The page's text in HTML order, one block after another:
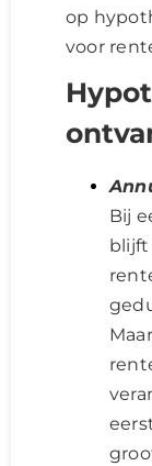
op
voor
Bij
blijft